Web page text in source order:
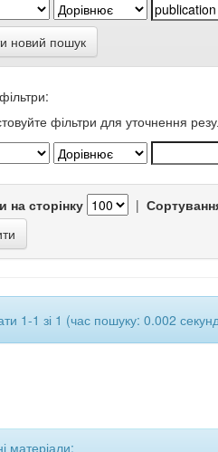
новий пошук
фільтри для уточнення
на сторінку |
1-1 зі 1 (час пошуку: 0.002
матеріали: